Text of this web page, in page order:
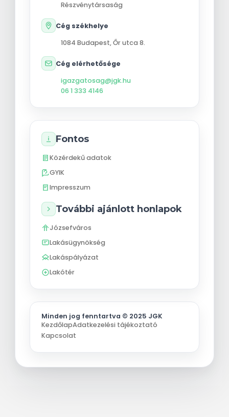
Részvénytársaság
Cég székhelye
1084 Budapest,Őr utca 8.
Cég elérhetősége
igazgatosag@jgk.hu
06 1 333 4146
Fontos
Közérdekű adatok
GYIK
Impresszum
További ajánlott honlapok
Józsefváros
Lakásügynökség
Lakáspályázat
Lakótér
Minden jog fenntartva © 2025 JGK
KezdőlapAdatkezelési tájékoztató
Kapcsolat